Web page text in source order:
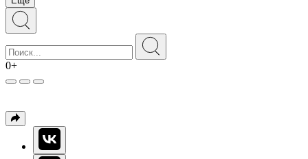
0+